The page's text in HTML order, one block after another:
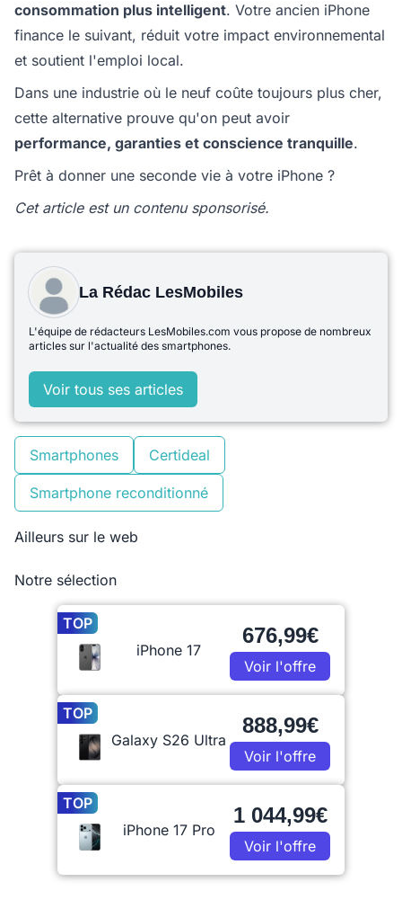
consommation plus intelligent. Votre ancien iPhone
finance le suivant, réduit votre impact environnemental
et soutient l'emploi local.
Dans une industrie où le neuf coûte toujours plus cher,
cette alternative prouve qu'on peut avoir
performance, garanties et conscience tranquille.
Prêt à donner une seconde vie à votre iPhone ?
Cet article est un contenu sponsorisé.
La Rédac LesMobiles
L'équipe de rédacteurs LesMobiles.com vous propose de nombreux
articles sur l'actualité des smartphones.
Voir tous ses articles
Smartphones Certideal
Smartphone reconditionné
Ailleurs sur le web
Notre sélection
TOP
iPhone 17
676,99€
Voir l'offre
TOP
Galaxy S26 Ultra
888,99€
Voir l'offre
TOP
iPhone 17 Pro
1 044,99€
Voir l'offre